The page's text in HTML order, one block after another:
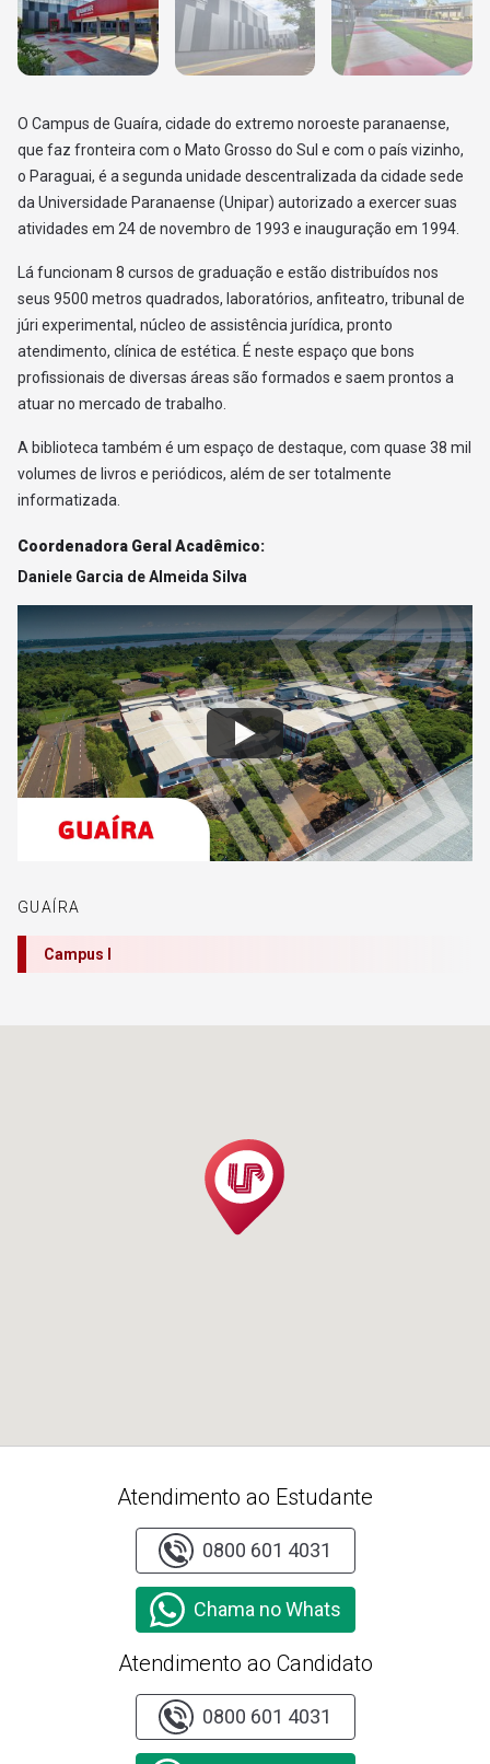
GUAÍRA
Campus I
O Campus de Guaíra, cidade do extremo noroeste paranaense,
que faz fronteira com o Mato Grosso do Sul e com o país vizinho,
o Paraguai, é a segunda unidade descentralizada da cidade sede
da Universidade Paranaense (Unipar) autorizado a exercer suas
atividades em 24 de novembro de 1993 e inauguração em 1994.
Lá funcionam 8 cursos de graduação e estão distribuídos nos
seus 9500 metros quadrados, laboratórios, anfiteatro, tribunal de
júri experimental, núcleo de assistência jurídica, pronto
atendimento, clínica de estética. É neste espaço que bons
profissionais de diversas áreas são formados e saem prontos a
atuar no mercado de trabalho.
A biblioteca também é um espaço de destaque, com quase 38 mil
volumes de livros e periódicos, além de ser totalmente
informatizada.
Coordenadora Geral Acadêmico:
Daniele Garcia de Almeida Silva
Atendimento ao Estudante
0800 601 4031
Chama no Whats
Atendimento ao Candidato
0800 601 4031